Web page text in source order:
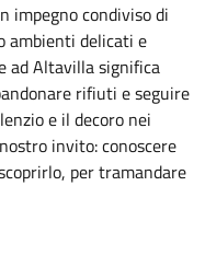
impegno condiviso di
ambienti delicati e
ad Altavilla significa
rifiuti e seguire
e il decoro nei
invito: conoscere
per tramandare